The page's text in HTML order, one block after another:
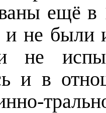
ещё в
и не были
не
и в